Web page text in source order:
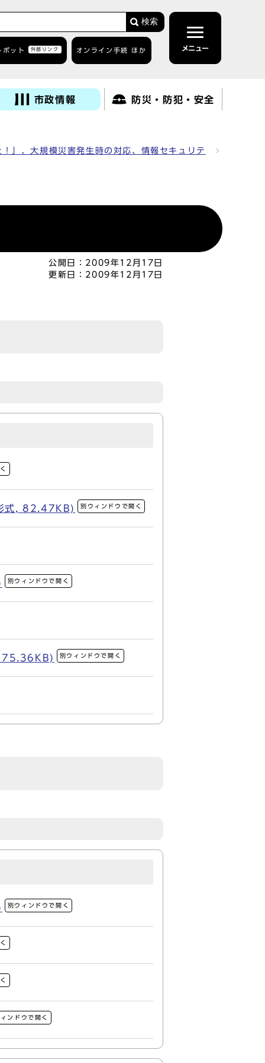
検索
ボット 外部リンク オンライン手続 ほか メニュー
市政情報 防災・防犯・安全
」、大規模災害発生時の対応、情報セキュリテ
公開日： 2009年12月17日
更新日： 2009年12月17日
式, 82.47KB) 別ウィンドウで開く
別ウィンドウで開く
75.36KB) 別ウィンドウで開く
別ウィンドウで開く
ンドウで開く